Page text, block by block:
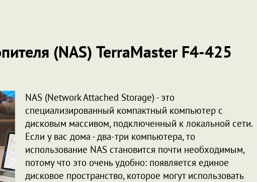
(NAS) TerraMaster F4-425
NAS (Network Attached Storage) - это
специализированный компактный компьютер с
дисковым массивом, подключенный к локальной сети.
Если у вас дома - два-три компьютера, то
использование NAS становится почти необходимым,
потому что это очень удобно: появляется единое
дисковое пространство, которое могут использовать